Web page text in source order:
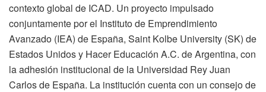
contexto global de ICAD. Un proyecto impulsado
conjuntamente por el Instituto de Emprendimiento
Avanzado (IEA) de España, Saint Kolbe University (SK) de
Estados Unidos y Hacer Educación A.C. de Argentina, con
la adhesión institucional de la Universidad Rey Juan
Carlos de España. La institución cuenta con un consejo de